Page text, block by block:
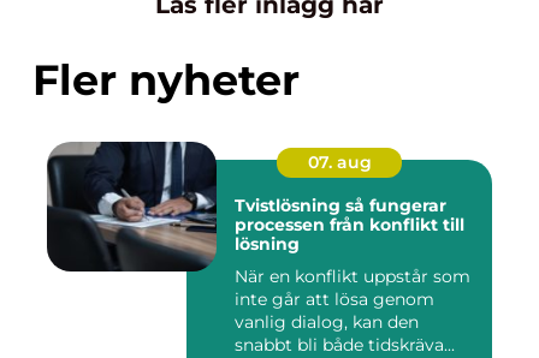
Fler nyheter
07. aug
Tvistlösning så fungerar
processen från konflikt till
lösning
När en konflikt uppstår som
inte går att lösa genom
vanlig dialog, kan den
snabbt bli både tidskräva...